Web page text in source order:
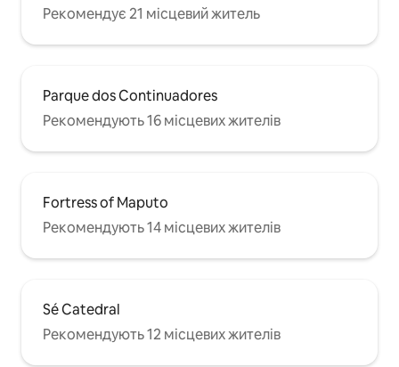
Рекомендує 21 місцевий житель
Parque dos Continuadores
Рекомендують 16 місцевих жителів
Fortress of Maputo
Рекомендують 14 місцевих жителів
Sé Catedral
Рекомендують 12 місцевих жителів